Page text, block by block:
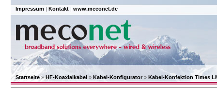
Impressum | Kontakt | www.meconet.de
Startseite»HF-Koaxialkabel » Kabel-Konfigurator» Kabel-Konfektion Times